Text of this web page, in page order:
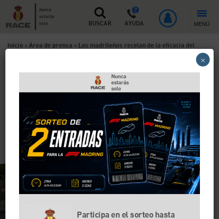
Nunca
estarás
solo
BUSCAR AYUDA MENÚ
Inicio > Área de prensa > Los madrileños recelan de la eficacia del
Los madrileños recelan de la
eficacia del Plan A
En la Semana Europea de la Movilidad, el
Observatorio de Conductores encuesta a 1.800
madrileños.
Participa en el sorteo hasta
×